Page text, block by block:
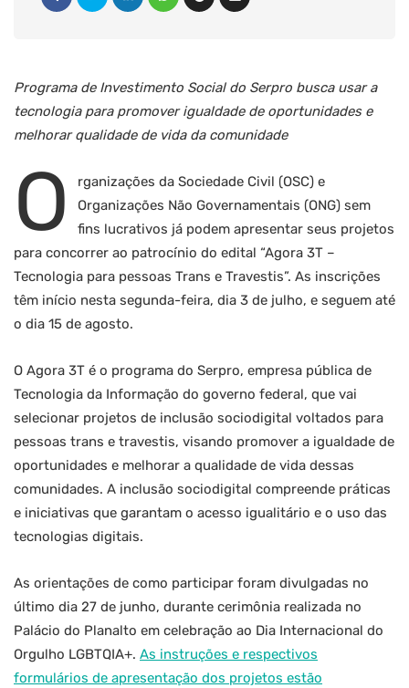
Programa de Investimento Social do Serpro busca usar a
tecnologia para promover igualdade de oportunidades e
melhorar qualidade de vida da comunidade
O
rganizações da Sociedade Civil (OSC) e
Organizações Não Governamentais (ONG) sem
fins lucrativos já podem apresentar seus projetos
para concorrer ao patrocínio do edital “Agora 3T –
Tecnologia para pessoas Trans e Travestis”. As inscrições
têm início nesta segunda-feira, dia 3 de julho, e seguem até
o dia 15 de agosto.
O Agora 3T é o programa do Serpro, empresa pública de
Tecnologia da Informação do governo federal, que vai
selecionar projetos de inclusão sociodigital voltados para
pessoas trans e travestis, visando promover a igualdade de
oportunidades e melhorar a qualidade de vida dessas
comunidades. A inclusão sociodigital compreende práticas
e iniciativas que garantam o acesso igualitário e o uso das
tecnologias digitais.
As orientações de como participar foram divulgadas no
último dia 27 de junho, durante cerimônia realizada no
Palácio do Planalto em celebração ao Dia Internacional do
Orgulho LGBTQIA+. As instruções e respectivos
formulários de apresentação dos projetos estão